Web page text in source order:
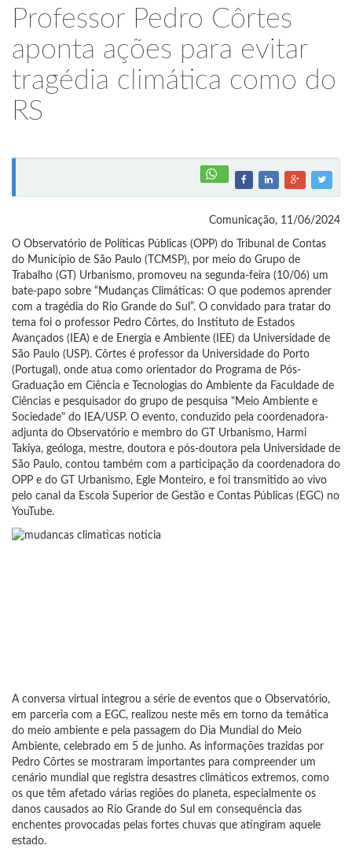
Professor Pedro Côrtes
aponta ações para evitar
tragédia climática como do
RS
Comunicação, 11/06/2024
O Observatório de Políticas Públicas (OPP) do Tribunal de Contas
do Município de São Paulo (TCMSP), por meio do Grupo de
Trabalho (GT) Urbanismo, promoveu na segunda-feira (10/06) um
bate-papo sobre “Mudanças Climáticas: O que podemos aprender
com a tragédia do Rio Grande do Sul”. O convidado para tratar do
tema foi o professor Pedro Côrtes, do Instituto de Estados
Avançados (IEA) e de Energia e Ambiente (IEE) da Universidade de
São Paulo (USP). Côrtes é professor da Universidade do Porto
(Portugal), onde atua como orientador do Programa de Pós-
Graduação em Ciência e Tecnologias do Ambiente da Faculdade de
Ciências e pesquisador do grupo de pesquisa "Meio Ambiente e
Sociedade" do IEA/USP. O evento, conduzido pela coordenadora-
adjunta do Observatório e membro do GT Urbanismo, Harmi
Takiya, geóloga, mestre, doutora e pós-doutora pela Universidade de
São Paulo, contou também com a participação da coordenadora do
OPP e do GT Urbanismo, Egle Monteiro, e foi transmitido ao vivo
pelo canal da Escola Superior de Gestão e Contas Públicas (EGC) no
YouTube.
A conversa virtual integrou a série de eventos que o Observatório,
em parceria com a EGC, realizou neste mês em torno da temática
do meio ambiente e pela passagem do Dia Mundial do Meio
Ambiente, celebrado em 5 de junho. As informações trazidas por
Pedro Côrtes se mostraram importantes para compreender um
cenário mundial que registra desastres climáticos extremos, como
os que têm afetado várias regiões do planeta, especialmente os
danos causados ao Rio Grande do Sul em consequência das
enchentes provocadas pelas fortes chuvas que atingiram aquele
estado.